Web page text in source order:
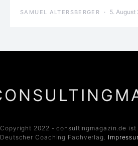
SAMUEL ALTERSBERGER 5. August
Copyright 2022 - consultingmagazin.de ist
Deutscher Coaching Fachverlag.